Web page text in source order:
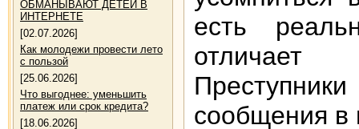
ОБМАНЫВАЮТ ДЕТЕЙ В
ИНТЕРНЕТЕ
[02.07.2026]
Как молодежи провести лето
с пользой
[25.06.2026]
Что выгоднее: уменьшить
платеж или срок кредита?
[18.06.2026]
есть
отличает
сообщения в